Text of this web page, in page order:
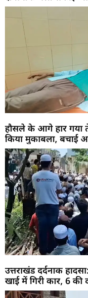
हौसले के आगे हार गया
किया मुकाबला, बचाई
उत्तराखंड दर्दनाक
खाई में गिरी कार, 6 की